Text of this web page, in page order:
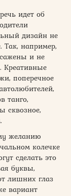
идет об
дизайн не
например,
и не
Креативные
поперечное
танго,
сквозное,
желанию
колечке
сделать это
буквы,
лишних глаз
вариант